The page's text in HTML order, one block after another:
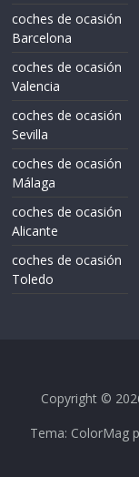
coches de ocasión
Barcelona
coches de ocasión
Valencia
coches de ocasión
Sevilla
coches de ocasión
Málaga
coches de ocasión
Alicante
coches de ocasión
Toledo
Copyright ©
Tema: ColorMag